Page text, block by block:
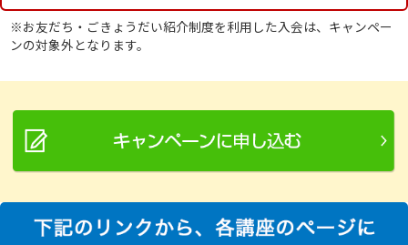
※お友だち・ごきょうだい紹介制度を利用した入会は、キャンペー
ンの対象外となります。